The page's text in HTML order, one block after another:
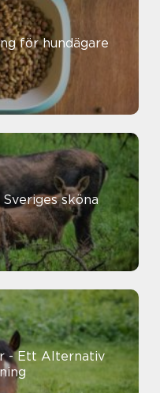
för hundägare
sköna
- Ett Alternativ